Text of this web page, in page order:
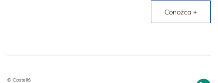
Conozca +
© Castelló